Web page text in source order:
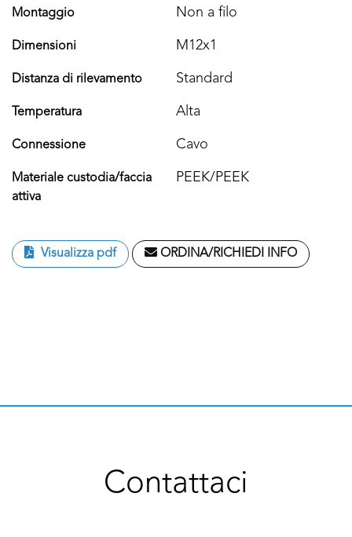
Montaggio Non a filo
Dimensioni M12x1
Distanza di rilevamento Standard
Temperatura Alta
Connessione Cavo
Materiale custodia/faccia
attiva
PEEK/PEEK
Visualizza pdf ORDINA/RICHIEDI INFO
Contattaci